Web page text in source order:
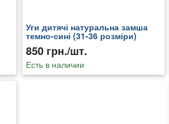
Уги дитячі натуральна замша
темно-сині (31-36 розміри)
KF0094
850 грн./шт.
Есть в наличии